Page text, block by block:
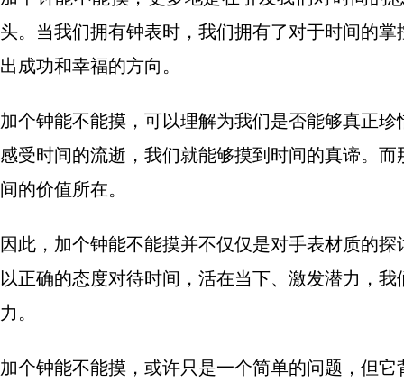
头。当我们拥有钟表时，我们拥有了对于时间的
出成功和幸福的方向。
加个钟能不能摸，可以理解为我们是否能够真正
感受时间的流逝，我们就能够摸到时间的真谛。
间的价值所在。
因此，加个钟能不能摸并不仅仅是对手表材质的
以正确的态度对待时间，活在当下、激发潜力，
力。
加个钟能不能摸，或许只是一个简单的问题，但